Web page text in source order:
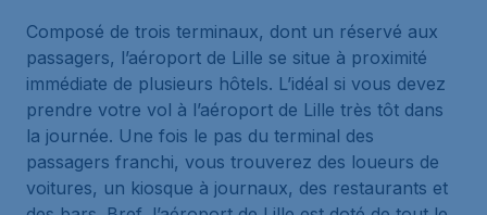
Composé de trois terminaux, dont un réservé aux
passagers, l’aéroport de Lille se situe à proximité
immédiate de plusieurs hôtels. L’idéal si vous devez
prendre votre vol à l’aéroport de Lille très tôt dans
la journée. Une fois le pas du terminal des
passagers franchi, vous trouverez des loueurs de
voitures, un kiosque à journaux, des restaurants et